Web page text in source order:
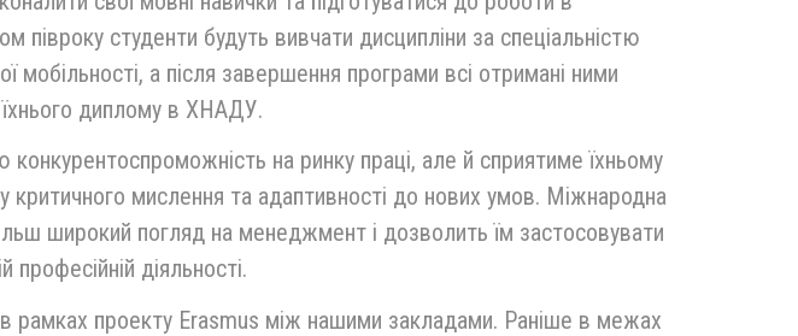
студенти будуть вивчати дисципліни за спеціальністю
а після завершення програми всі отримані ними
диплому в ХНАДУ.
на ринку праці, але й сприятиме їхньому
критичного мислення та адаптивності до нових умов. Міжнародна
широкий погляд на менеджмент і дозволить їм застосовувати
професійній діяльності.
рамках проекту Erasmus між нашими закладами. Раніше в межах